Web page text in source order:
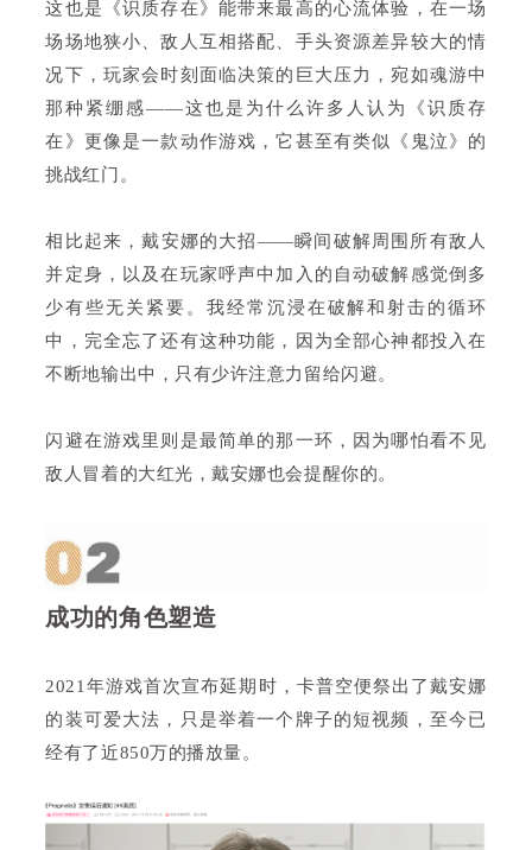
这也是《识质存在》能带来最高的心流体验，在一场
场场地狭小、敌人互相搭配、手头资源差异较大的情
况下，玩家会时刻面临决策的巨大压力，宛如魂游中
那种紧绷感——这也是为什么许多人认为《识质存
在》更像是一款动作游戏，它甚至有类似《鬼泣》的
挑战红门。
相比起来，戴安娜的大招——瞬间破解周围所有敌人
并定身，以及在玩家呼声中加入的自动破解感觉倒多
少有些无关紧要。我经常沉浸在破解和射击的循环
中，完全忘了还有这种功能，因为全部心神都投入在
不断地输出中，只有少许注意力留给闪避。
闪避在游戏里则是最简单的那一环，因为哪怕看不见
敌人冒着的大红光，戴安娜也会提醒你的。
成功的角色塑造
2021年游戏首次宣布延期时，卡普空便祭出了戴安娜
的装可爱大法，只是举着一个牌子的短视频，至今已
经有了近850万的播放量。